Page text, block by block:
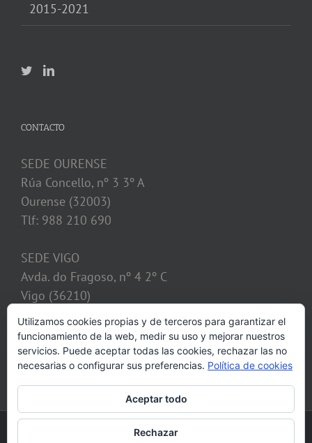
2015-2021
CONTACTO
SEDE OURENSE
Rúa Concello, nº 3 3º A
Ourense (32003)
Tlf: 988 210 690
SEDE VIGO
Avda. do Fragoso, nº 4 2º C
Vigo (36210)
Tlf: 986 128 621
despacho@calvosobrino.com
©2013 Despacho CALVO SOBRINO, C.B. Todos los derechos reservados |
Utilizamos cookies propias y de terceros para garantizar el
funcionamiento de la web, medir su uso y mejorar nuestros
servicios. Puede aceptar todas las cookies, rechazar las no
necesarias o configurar sus preferencias. Política de cookies
Aceptar todo
Rechazar